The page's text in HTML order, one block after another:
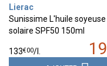
Lierac
Sunissime L'huile soyeuse
solaire SPF50 150ml
19
133€00/